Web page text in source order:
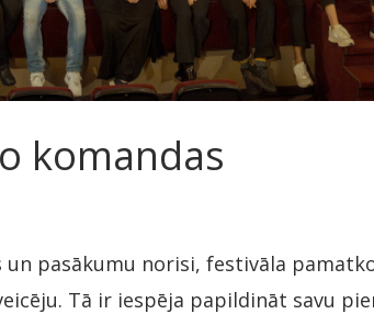
komandas
pasākumu norisi, festivāla
Tā ir iespēja papildināt savu